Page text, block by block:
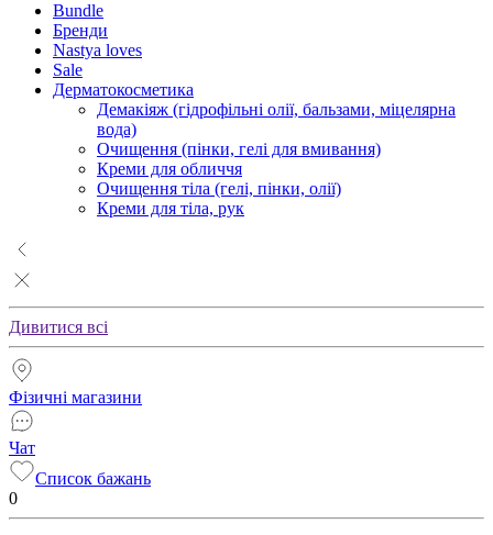
Bundle
Бренди
Nastya loves
Sale
Дерматокосметика
Демакіяж (гідрофільні олії, бальзами, міцелярна
вода)
Очищення (пінки, гелі для вмивання)
Креми для обличчя
Очищення тіла (гелі, пінки, олії)
Креми для тіла, рук
Дивитися всі
Фізичні магазини
Чат
Список бажань
0